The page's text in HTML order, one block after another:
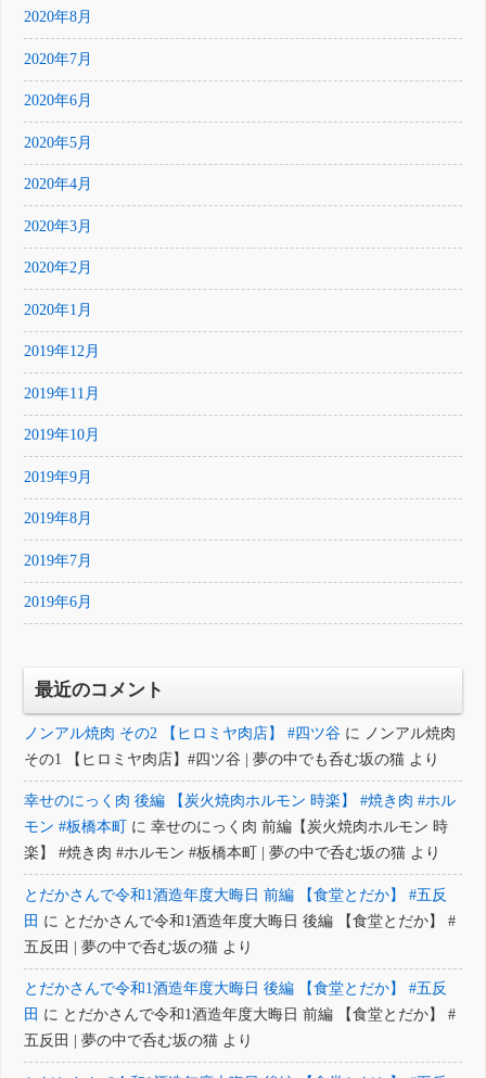
2020年8月
2020年7月
2020年6月
2020年5月
2020年4月
2020年3月
2020年2月
2020年1月
2019年12月
2019年11月
2019年10月
2019年9月
2019年8月
2019年7月
2019年6月
最近のコメント
ノンアル焼肉 その2 【ヒロミヤ肉店】 #四ツ谷 に
ノンアル焼肉
その1 【ヒロミヤ肉店】#四ツ谷 | 夢の中でも呑む坂の猫 より
幸せのにっく肉 後編 【炭火焼肉ホルモン 時楽】 #焼き肉 #ホル
モン #板橋本町
に幸せのにっく肉 前編【炭火焼肉ホルモン 時
楽】 #焼き肉 #ホルモン #板橋本町 | 夢の中で呑む坂の猫 より
とだかさんで令和1酒造年度大晦日 前編 【食堂とだか】 #五反
田 に とだかさんで令和1酒造年度大晦日 後編 【食堂とだか】 #
五反田 | 夢の中で呑む坂の猫 より
とだかさんで令和1酒造年度大晦日 後編 【食堂とだか】 #五反
田 に とだかさんで令和1酒造年度大晦日 前編 【食堂とだか】 #
五反田 | 夢の中で呑む坂の猫 より